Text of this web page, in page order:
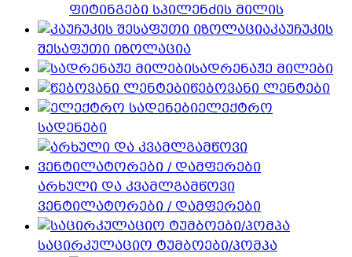
ფიტინგები სპილენძის მილის
კაუჩუკის
შესაფუთი იზოლაცია
სადრენაჟე მილები
წებოვანი ლენტები
ელექტრო
სადენები
არხული და კვამლგამწოვი
ვენტილატორები / დამფერები
საცირკულაციო ტუმბოები/პომპა